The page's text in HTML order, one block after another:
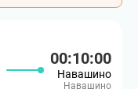
00:10:00
Навашино
Навашино